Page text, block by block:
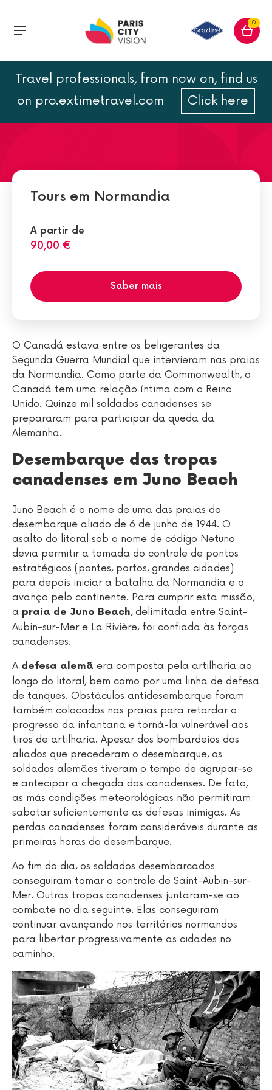
0
Travel professionals, from now on, find us
on pro.extimetravel.com
Click here
Juno Beach
Tours em Normandia
A partir de
90,00 €
Saber mais
O Canadá estava entre os beligerantes da
Segunda Guerra Mundial que intervieram nas praias
da Normandia. Como parte da Commonwealth, o
Canadá tem uma relação íntima com o Reino
Unido. Quinze mil soldados canadenses se
prepararam para participar da queda da
Alemanha.
Desembarque das tropas
canadenses em Juno Beach
Juno Beach é o nome de uma das praias do
desembarque aliado de 6 de junho de 1944. O
asalto do litoral sob o nome de código Netuno
devia permitir a tomada do controle de pontos
estratégicos (pontes, portos, grandes cidades)
para depois iniciar a batalha da Normandia e o
avanço pelo continente. Para cumprir esta missão,
a praia de Juno Beach, delimitada entre Saint-
Aubin-sur-Mer e La Rivière, foi confiada às forças
canadenses.
A defesa alemã era composta pela artilharia ao
longo do litoral, bem como por uma linha de defesa
de tanques. Obstáculos antidesembarque foram
também colocados nas praias para retardar o
progresso da infantaria e torná-la vulnerável aos
tiros de artilharia. Apesar dos bombardeios dos
aliados que precederam o desembarque, os
soldados alemães tiveram o tempo de agrupar-se
e antecipar a chegada dos canadenses. De fato,
as más condições meteorológicas não permitiram
sabotar suficientemente as defesas inimigas. As
perdas canadenses foram consideráveis durante as
primeiras horas do desembarque.
Ao fim do dia, os soldados desembarcados
conseguiram tomar o controle de Saint-Aubin-sur-
Mer. Outras tropas canadenses juntaram-se ao
combate no dia seguinte. Elas conseguiram
continuar avançando nos territórios normandos
para libertar progressivamente as cidades no
caminho.